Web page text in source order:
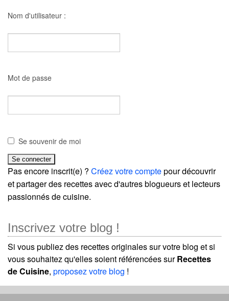
Nom d'utilisateur :
Mot de passe
Se souvenir de moi
Pas encore inscrit(e) ? Créez votre comptepour découvrir
et partager des recettes avec d'autres blogueurs et lecteurs
passionnés de cuisine.
Inscrivez votre blog !
Si vous publiez des recettes originales sur votre blog et si
vous souhaitez qu'elles soient référencées surRecettes
de Cuisine, proposez votre blog !